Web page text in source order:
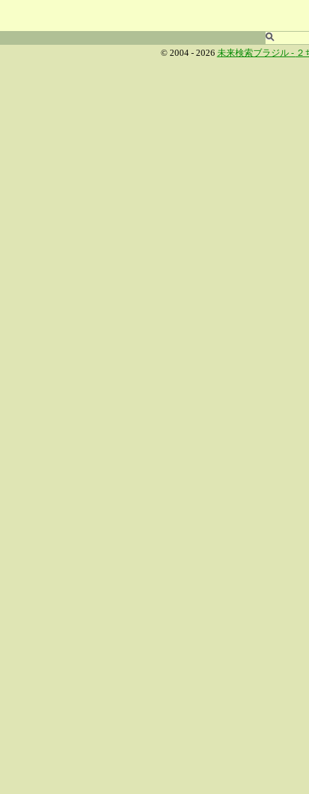
© 2004 - 2026 未来検索ブラジル - ２